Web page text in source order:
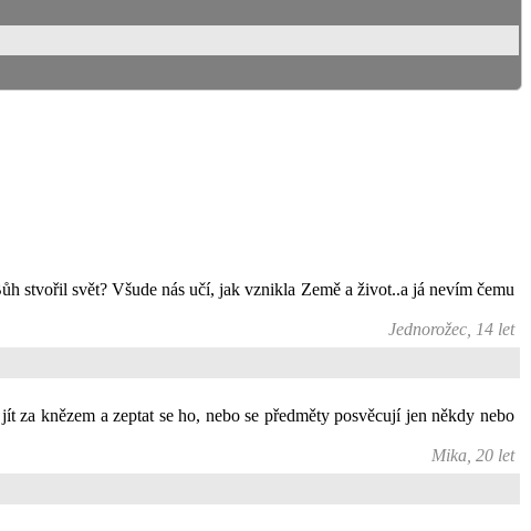
stvořil svět? Všude nás učí, jak vznikla Země a život..a já nevím čemu
Jednorožec, 14 let
za knězem a zeptat se ho, nebo se předměty posvěcují jen někdy nebo
Mika, 20 let